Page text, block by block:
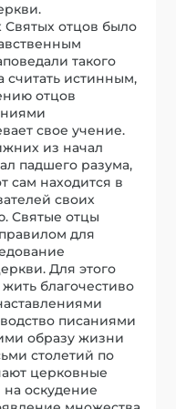
отцов было
такого
считать истинным,
отцов
свое учение.
из начал
падшего разума,
сам находится в
своих
Святые отцы
для
Для этого
благочестиво
писаниями
образу жизни
столетий по
церковные
на оскудение